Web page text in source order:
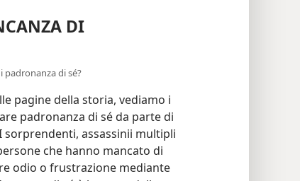
DI
padronanza di sé?
pagine della storia, vediamo i
padronanza di sé da parte di
assassinii multipli
che hanno mancato di
odio o frustrazione mediante